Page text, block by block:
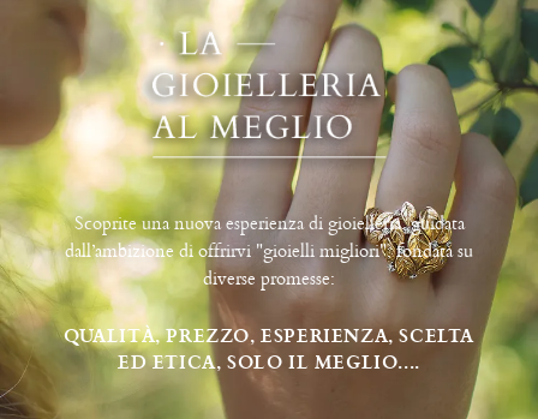
Scoprite una nuova esperienza di gioielleria, guidata
dall’ambizione di offrirvi "gioielli migliori", fondata su
diverse promesse:
QUALITÀ, PREZZO, ESPERIENZA, SCELTA
ED ETICA, SOLO IL MEGLIO....